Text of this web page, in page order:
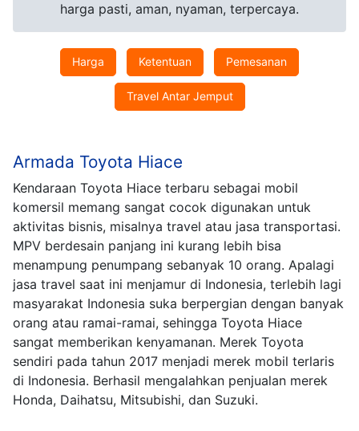
harga pasti, aman, nyaman, terpercaya.
Harga Ketentuan Pemesanan
Travel Antar Jemput
Armada Toyota Hiace
Kendaraan Toyota Hiace terbaru sebagai mobil
komersil memang sangat cocok digunakan untuk
aktivitas bisnis, misalnya travel atau jasa transportasi.
MPV berdesain panjang ini kurang lebih bisa
menampung penumpang sebanyak 10 orang. Apalagi
jasa travel saat ini menjamur di Indonesia, terlebih lagi
masyarakat Indonesia suka berpergian dengan banyak
orang atau ramai-ramai, sehingga Toyota Hiace
sangat memberikan kenyamanan. Merek Toyota
sendiri pada tahun 2017 menjadi merek mobil terlaris
di Indonesia. Berhasil mengalahkan penjualan merek
Honda, Daihatsu, Mitsubishi, dan Suzuki.